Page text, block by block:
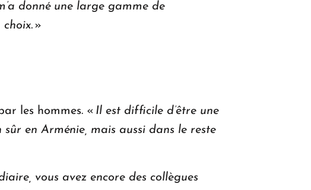
donné une large gamme de
»
les hommes. « Il est difficile d’être une
en Arménie, mais aussi dans le reste
vous avez encore des collègues